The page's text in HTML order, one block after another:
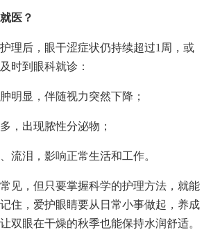
医？
理后，眼干涩症状仍持续超过1周，或
时到眼科就诊：
明显，伴随视力突然下降；
，出现脓性分泌物；
流泪，影响正常生活和工作。
见，但只要掌握科学的护理方法，就能
住，爱护眼睛要从日常小事做起，养成
双眼在干燥的秋季也能保持水润舒适。